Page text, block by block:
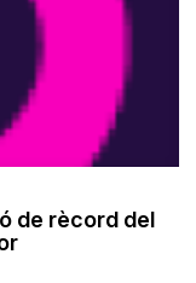
de rècord del